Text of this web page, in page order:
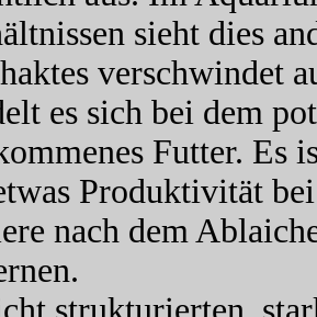
sieht dies
verschwindet
es sich bei dem
Futter. Es
Produktivität
nach dem